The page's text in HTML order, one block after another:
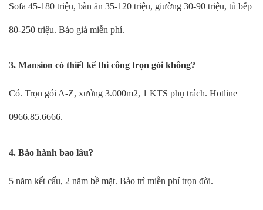
Sofa 45-180 triệu, bàn ăn 35-120 triệu, giường 30-90 triệu, tủ bếp
80-250 triệu. Báo giá miễn phí.
3. Mansion có thiết kế thi công trọn gói không?
Có. Trọn gói A-Z, xưởng 3.000m2, 1 KTS phụ trách. Hotline
0966.85.6666.
4. Bảo hành bao lâu?
5 năm kết cấu, 2 năm bề mặt. Bảo trì miễn phí trọn đời.